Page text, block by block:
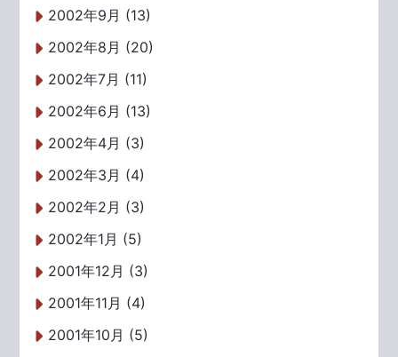
2002年9月 (13)
2002年8月 (20)
2002年7月 (11)
2002年6月 (13)
2002年4月 (3)
2002年3月 (4)
2002年2月 (3)
2002年1月 (5)
2001年12月 (3)
2001年11月 (4)
2001年10月 (5)